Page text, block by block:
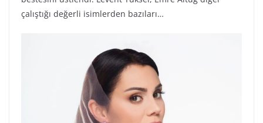
çalıştığı değerli isimlerden bazıları…